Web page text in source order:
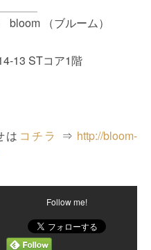
（ブルーム）
13 STコア1階
は コチラ ⇒ http://bloom-
Follow me!